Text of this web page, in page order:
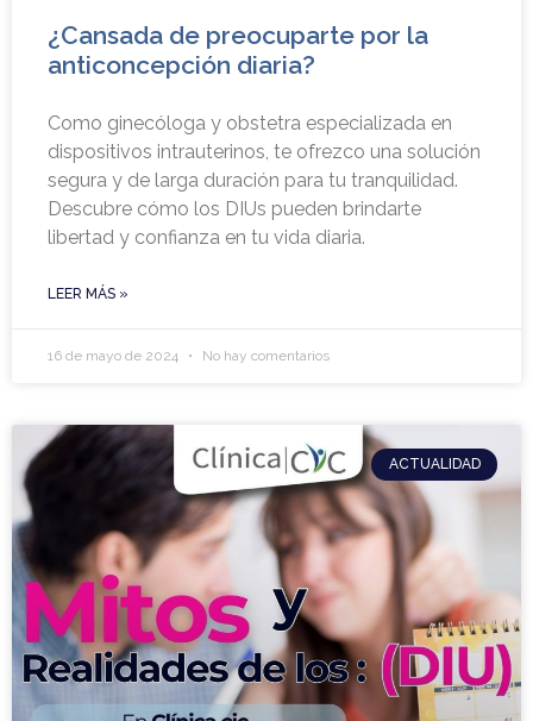
¿Cansada de preocuparte por la
anticoncepción diaria?
Como ginecóloga y obstetra especializada en
dispositivos intrauterinos, te ofrezco una solución
segura y de larga duración para tu tranquilidad.
Descubre cómo los DIUs pueden brindarte
libertad y confianza en tu vida diaria.
LEER MÁS »
16 de mayo de 2024 No hay comentarios
ACTUALIDAD